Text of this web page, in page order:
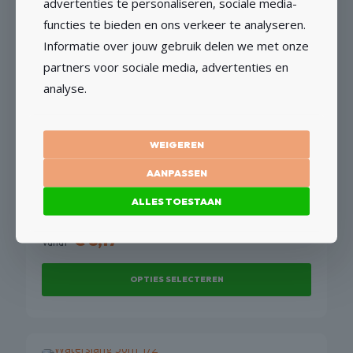
variaties.
Deze
optie
kan
gekozen
op
Vanaf €33,65
Dit
meerdere
optie
worden
Gardena Reparateur
Vanaf €8,17
OPTIES SELECTEREN
functies te bieden en ons verkeer te analyseren.
Informatie over jouw gebruik delen we met onze
partners voor sociale media, advertenties en
analyse.
WEIGEREN
AANPASSEN
ALLES TOESTAAN